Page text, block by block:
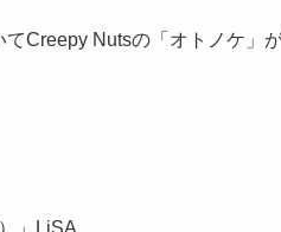
Creepy Nutsの「オトノケ」が